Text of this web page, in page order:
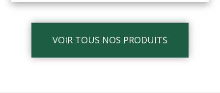
VOIR TOUS NOS PRODUITS